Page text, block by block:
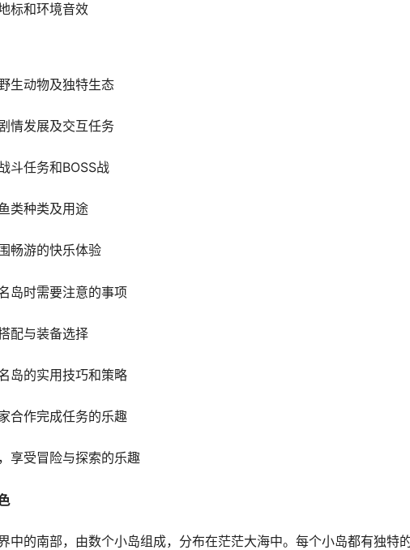
标和环境音效
生动物及独特生态
情发展及交互任务
斗任务和BOSS战
类种类及用途
畅游的快乐体验
岛时需要注意的事项
配与装备选择
岛的实用技巧和策略
合作完成任务的乐趣
享受冒险与探索的乐趣
中的南部，由数个小岛组成，分布在茫茫大海中。每个小岛都有独特